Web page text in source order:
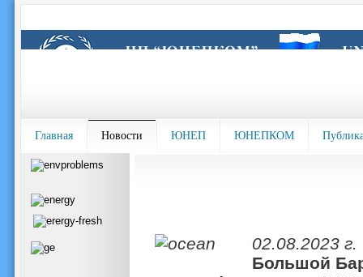
Главная Новости ЮНЕП ЮНЕПКОМ
02.08.2023 г.
Большой